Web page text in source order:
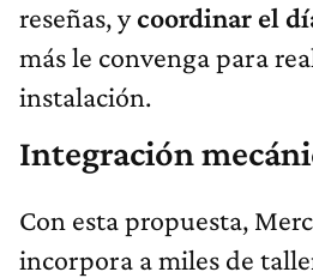
reseñas, ycoordinar el
más le convenga para
instalación.
Integración
Con esta propuesta,
incorpora a miles de